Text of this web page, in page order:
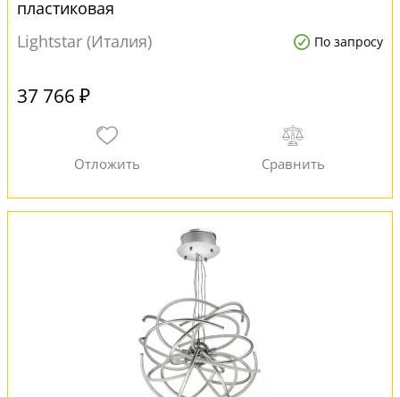
пластиковая
Lightstar (Италия)
По запросу
37 766 ₽